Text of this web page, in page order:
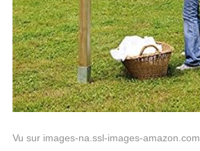
Vu sur images-na.ssl-images-amazon.com